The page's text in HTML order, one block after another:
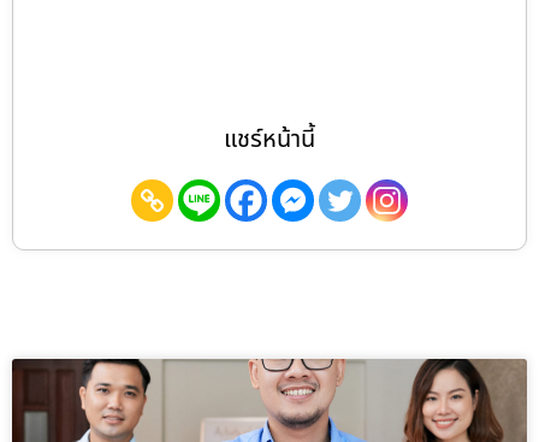
แชร์หน้านี้